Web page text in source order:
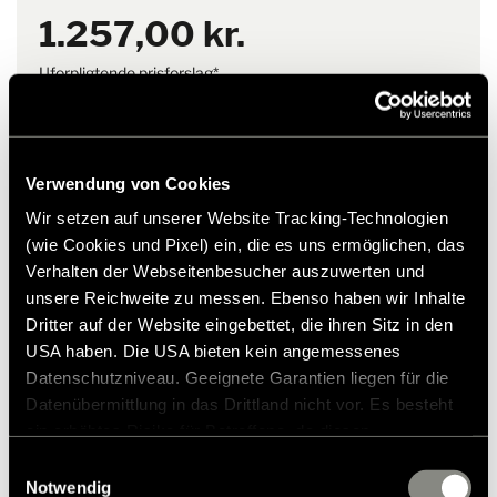
Verwendung von Cookies
Wir setzen auf unserer Website Tracking-Technologien
(wie Cookies und Pixel) ein, die es uns ermöglichen, das
Verhalten der Webseitenbesucher auszuwerten und
unsere Reichweite zu messen. Ebenso haben wir Inhalte
Dritter auf der Website eingebettet, die ihren Sitz in den
USA haben. Die USA bieten kein angemessenes
Datenschutzniveau. Geeignete Garantien liegen für die
Datenübermittlung in das Drittland nicht vor. Es besteht
zustehen. Eingesetzte Dienstleister können Daten für
Notwendig
1.257,00 kr.
Uforpligtende prisforslag*
Tilføj til ønskeliste
Passer varen til mit køretøj?
Artikelnummer: 2509361
* Originalt Hymer-tilbehør er ikke tilgængeligt fra fabrikken,
men kan kun bestilles og eftermonteres via din
forhandlerpartner. Billederne kan ændres.